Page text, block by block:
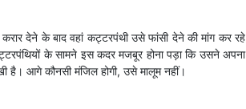
करार देने के बाद वहां कट्टरपंथी उसे फांसी देने की मांग कर रहे
के सामने इस कदर मजबूर होना पड़ा कि उसने अपना
है। आगे कौनसी मंजिल होगी, उसे मालूम नहीं।